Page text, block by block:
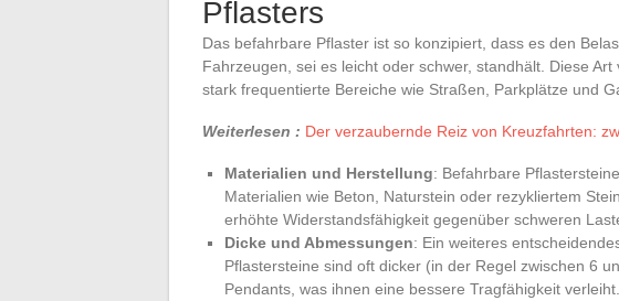
Pflasters
Das befahrbare Pflaster ist so konzipiert, dass es den
Fahrzeugen, sei es leicht oder schwer, standhält. Diese
stark frequentierte Bereiche wie Straßen, Parkplätze und
Weiterlesen : Der verzaubernde Reiz von Kreuzfahrten:
Materialien und Herstellung: Befahrbare
Materialien wie Beton, Naturstein oder rezykliertem
erhöhte Widerstandsfähigkeit gegenüber schweren
Dicke und Abmessungen: Ein weiteres
Pflastersteine sind oft dicker (in der Regel zwischen 6
Pendants, was ihnen eine bessere Tragfähigkeit verleiht.